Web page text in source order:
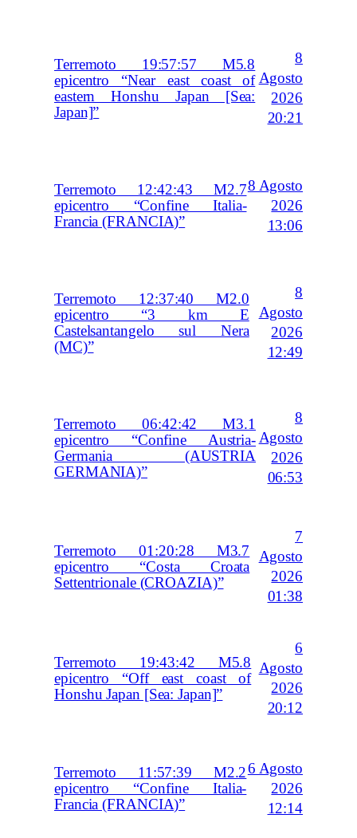
Terremoto 19:57:57 M5.8
epicentro “Near east coast of
eastern Honshu Japan [Sea:
Japan]”
8
Agosto
2026
20:21
Terremoto 12:42:43 M2.7
epicentro “Confine Italia-
Francia (FRANCIA)”
8 Agosto
2026
13:06
Terremoto 12:37:40 M2.0
epicentro “3 km E
Castelsantangelo sul Nera
(MC)”
8
Agosto
2026
12:49
Terremoto 06:42:42 M3.1
epicentro “Confine Austria-
Germania (AUSTRIA
GERMANIA)”
8
Agosto
2026
06:53
Terremoto 01:20:28 M3.7
epicentro “Costa Croata
Settentrionale (CROAZIA)”
7
Agosto
2026
01:38
Terremoto 19:43:42 M5.8
epicentro “Off east coast of
Honshu Japan [Sea: Japan]”
6
Agosto
2026
20:12
Terremoto 11:57:39 M2.2
epicentro “Confine Italia-
Francia (FRANCIA)”
6 Agosto
2026
12:14